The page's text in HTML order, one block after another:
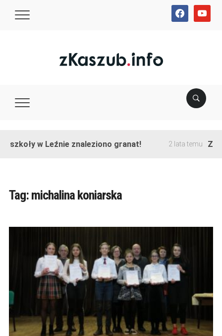
facebookyoutube
szkoły w Leźnie znaleziono granat! 2 lata temu
Tag: michalina koniarska